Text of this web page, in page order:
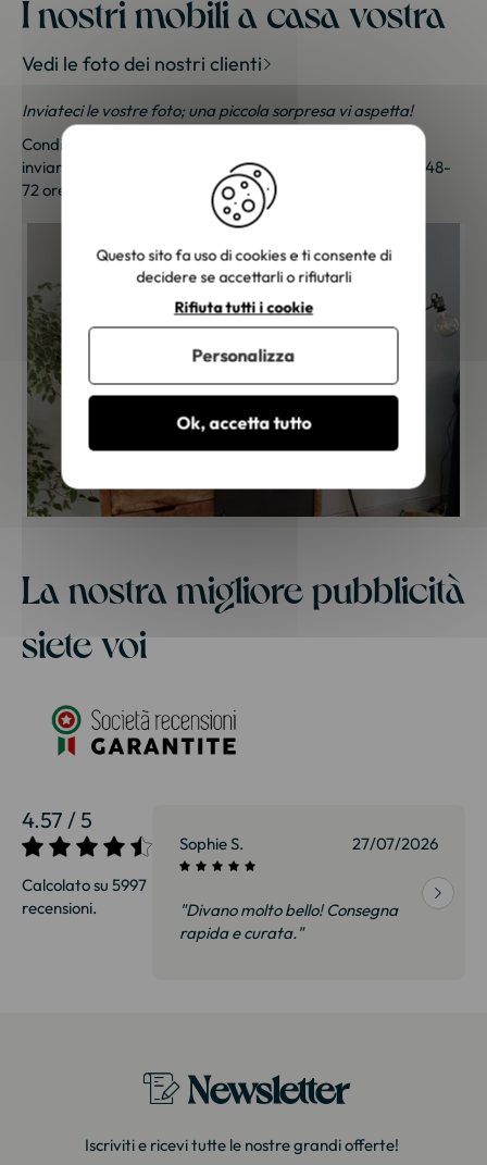
I nostri mobili a casa vostra
Vedi le foto dei nostri clienti
Inviateci le vostre foto; una piccola sorpresa vi aspetta!
Condividi le tue foto e ricevi una sorpresa!
inviarci le tue foto. Un piccolo regalo ti sarà inviato entro 48-
72 ore lavorative. Grazie per la tua fedeltà!
La nostra migliore pubblicità
siete voi
4.57 / 5
Calcolato su 5997
recensioni.
27/07/2026 Sophie S. 27/07/2026
"Divano molto bello! Consegna
rapida e curata."
Newsletter
Iscriviti e ricevi tutte le nostre grandi offerte!
Questo sito fa uso di cookies e ti consente di
decidere se accettarli o rifiutarli
Ok, accetta tutto
Rifiuta tutti i cookie
Personalizza